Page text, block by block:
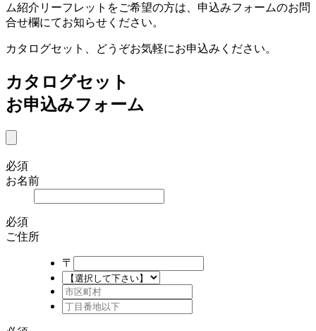
ム紹介リーフレットをご希望の方は、申込みフォームのお問
合せ欄にてお知らせください。
カタログセット、どうぞお気軽にお申込みください。
カタログセット
お申込みフォーム
必須
お名前
必須
ご住所
〒